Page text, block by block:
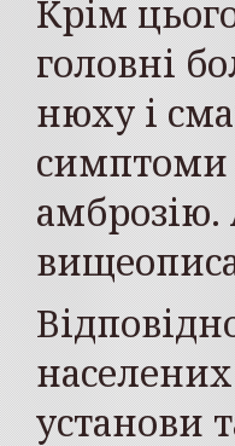
Крім
головні
нюху і
симптоми
амброзію.
установи